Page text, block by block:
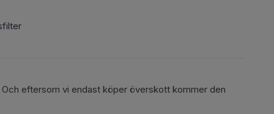
eftersom vi endast köper överskott kommer den